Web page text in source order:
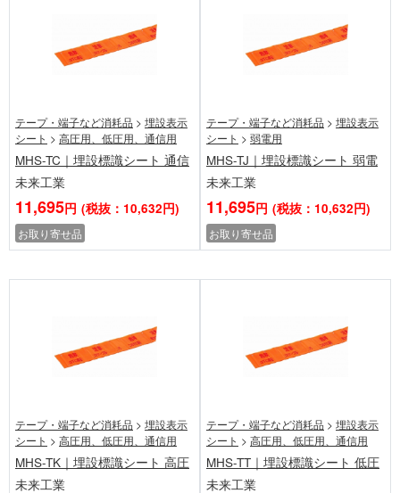
テープ・端子など消耗品 > 埋設表示
シート > 高圧用、低圧用、通信用
MHS-TC｜埋設標識シート 通信
未来工業
11,695円 (税抜：10,632円)
お取り寄せ品
テープ・端子など消耗品 > 埋設表示
シート > 弱電用
MHS-TJ｜埋設標識シート 弱電
未来工業
11,695円 (税抜：10,632円)
お取り寄せ品
テープ・端子など消耗品 > 埋設表示
シート > 高圧用、低圧用、通信用
MHS-TK｜埋設標識シート 高圧
未来工業
テープ・端子など消耗品 > 埋設表示
シート > 高圧用、低圧用、通信用
MHS-TT｜埋設標識シート 低圧
未来工業